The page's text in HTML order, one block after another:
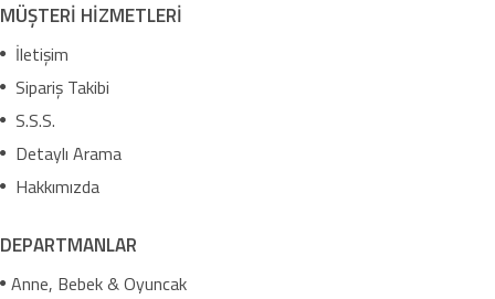
MÜŞTERİ HİZMETLERİ
İletişim
Sipariş Takibi
S.S.S.
Detaylı Arama
Hakkımızda
DEPARTMANLAR
Anne, Bebek & Oyuncak